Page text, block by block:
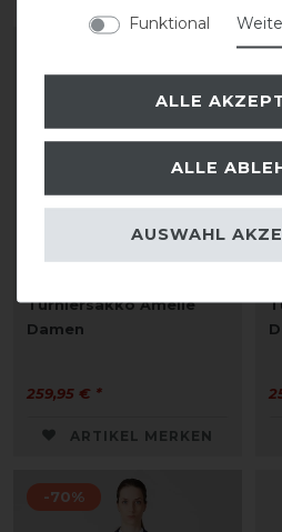
Turniersakko Amelie
Damen
259,95 € *
ARTIKEL MERKEN
-70%
Funktional
ALLE
ALLE
AUSWAHL